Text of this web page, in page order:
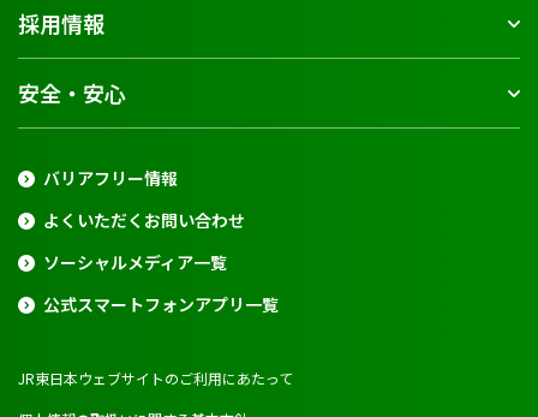
採用情報
安全・安心
バリアフリー情報
よくいただくお問い合わせ
ソーシャルメディア一覧
公式スマートフォンアプリ一覧
JR東日本ウェブサイトのご利用にあたって